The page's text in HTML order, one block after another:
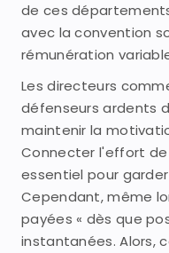
de ces
avec la convention
rémunération
Les directeurs
défenseurs ardents
maintenir la
Connecter l'effort
essentiel pour
Cependant, même
payées « dès que
instantanées. Alors,